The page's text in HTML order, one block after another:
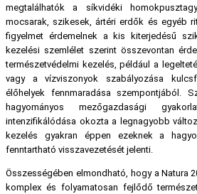
megtalálhatók a síkvidéki
mocsarak, szikesek, ártéri erdők és egyéb
figyelmet érdemelnek a kis kiterjedésű
kezelési szemlélet szerint összevontan
természetvédelmi kezelés, például a
vagy a vízviszonyok szabályozása
élőhelyek fennmaradása szempontjából.
hagyományos mezőgazdasági
intenzifikálódása okozta a legnagyobb
kezelés gyakran éppen ezeknek a
fenntartható visszavezetését jelenti.
Összességében elmondható, hogy a Natura
komplex és folyamatosan fejlődő